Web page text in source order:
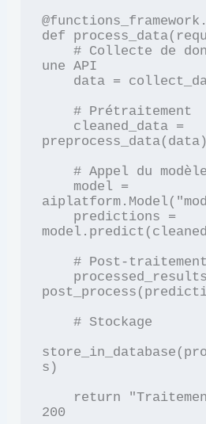
def
    # Collecte de données depuis
une API
    # Prétraitement
preprocess_data(data)
    # Appel du modèle
    # Post-traitement
    # Stockage
s)